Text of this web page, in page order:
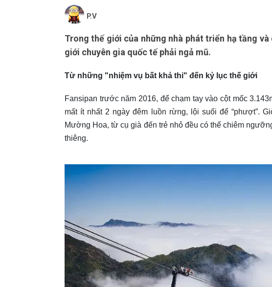
P.V
Trong thế giới của những nhà phát triển hạ tầng
giới chuyên gia quốc tế phải ngả mũ.
Từ những "nhiệm vụ bất khả thi" đến kỷ lục thế giới
Fansipan trước năm 2016, để chạm tay vào cột mốc
mất ít nhất 2 ngày đêm luồn rừng, lội suối để “phượt”.
Mường Hoa, từ cụ già đến trẻ nhỏ đều có thể chiêm
thiêng.